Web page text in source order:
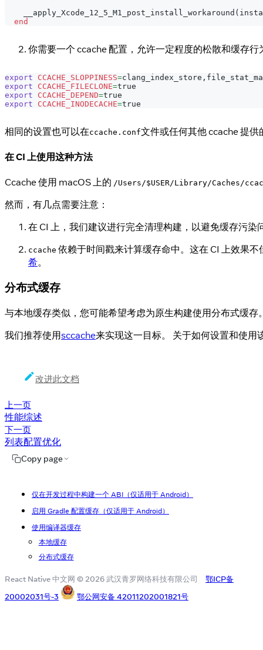
    __apply_Xcode_12_5_M1_post_install_workaround
(
end
你需要一个 ccache 配置，允许一定程度的松散和缓存
export CCACHE_SLOPPINESS=
export
CCACHE_FILECLONE=true
export
CCACHE_DEPEND=true
export
CCACHE_INODECACHE=true
相同的设置也可以在ccache.conf文件或任何其他 ccache 提
在 CI 上使用这种方法
Ccache 使用 macOS 上的 /Users/$USER/Library/Caches/
然而，有几点需要注意：
在 CI 上，我们建议进行完全清理构建，以避免缓存污
ccache 依赖于时间戳来计算缓存命中。这在 CI 上效果
希。
分布式缓存
与本地缓存类似，您可能希望考虑为原生构建使用分布式缓
我们推荐使用sccache来实现这一目标。 关于如何设置和使用
改进此文档
上一页
性能综述
下一页
列表配置优化
Copy page
仅在开发过程中构建一个 ABI（仅适用于 Android）
启用 Gradle 配置缓存（仅适用于 Android）
使用编译器缓存
本地缓存
分布式缓存
React Native 中文网 © 2026 武汉青罗网络科技有限公司
鄂ICP备
20002031号-3
鄂公网安备 42011202001821号